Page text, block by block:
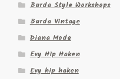
Burda Style Workshops
Burda Vintage
Diana Mode
Evy Hip Haken
Evy hip haken